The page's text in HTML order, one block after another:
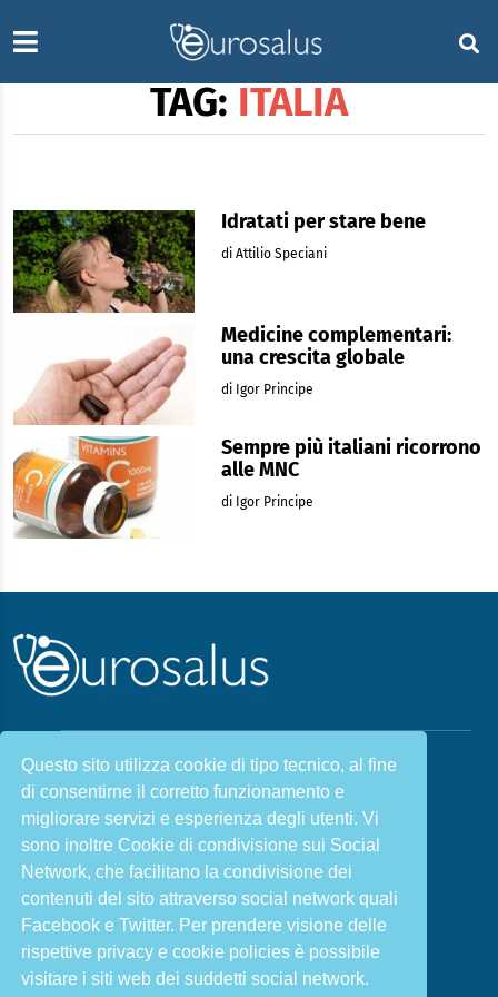
Questo sito utilizza cookie di tipo tecnico, al fine
di consentirne il corretto funzionamento e
migliorare servizi e esperienza degli utenti. Vi
sono inoltre Cookie di condivisione sui Social
Network, che facilitano la condivisione dei
contenuti del sito attraverso social network quali
Facebook e Twitter. Per prendere visione delle
rispettive privacy e cookie policies è possibile
visitare i siti web dei suddetti social network.
TAG: ITALIA
Idratati per stare bene
di Attilio Speciani
Medicine complementari:
una crescita globale
di Igor Principe
Sempre più italiani ricorrono
alle MNC
di Igor Principe
Malattie & Sintomi A - Z
Chi siamo Salute e Prevenzione
Nutrizione e Stili di vita Sport e Benessere
Cookie Policy L’angolo del dottore
L’esperto risponde Privacy Policy
ISCRIVITI ALLA NOSTRA NEWSLETTER PER